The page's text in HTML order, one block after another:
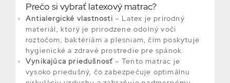
Prečo si vybrať latexový matrac?
Antialergické vlastnosti – Latex je prírodný
materiál, ktorý je prirodzene odolný voči
roztočom, baktériám a plesniam, čím poskytuje
hygienické a zdravé prostredie pre spánok.
Vynikajúca priedušnosť – Tento matrac je
vysoko priedušný, čo zabezpečuje optimálnu